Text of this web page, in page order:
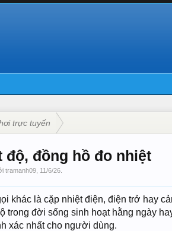
trực tuyến
độ, đồng hồ đo nhiệt
tramanh09 11/6/26
khác là cặp nhiệt điện, điện trở hay
trong đời sống sinh hoạt hằng ngày
xác nhất cho người dùng.